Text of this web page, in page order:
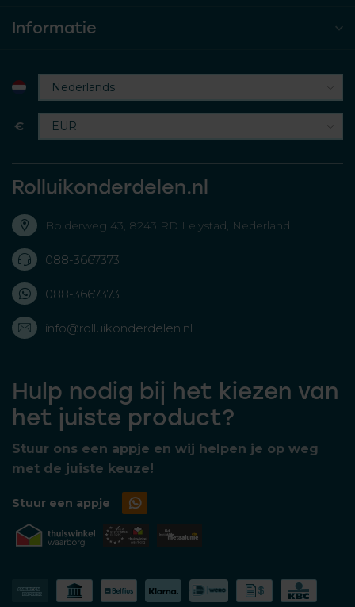
Informatie
€
Rolluikonderdelen.nl
Bolderweg 43, 8243 RD Lelystad, Nederland
088-3667373
088-3667373
info@rolluikonderdelen.nl
Hulp nodig bij het kiezen van
het juiste product?
Stuur ons een appje en wij helpen je op weg
met de juiste keuze!
Stuur een appje